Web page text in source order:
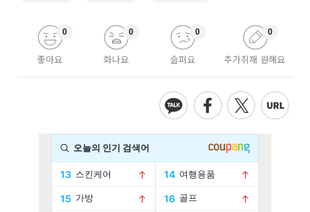
좋아요
0
화나요
0
슬퍼요
0
추가취재 원해요
0